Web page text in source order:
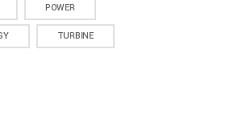
POWER
TURBINE